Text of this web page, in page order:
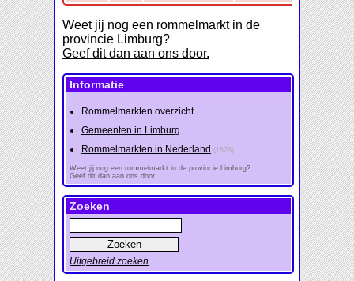
Weet jij nog een rommelmarkt in de
provincie Limburg?
Geef dit dan aan ons door.
Informatie
Rommelmarkten overzicht
Gemeenten in Limburg
Rommelmarkten in Nederland (1828)
Weet jij nog een rommelmarkt in de provincie Limburg?
Geef dit dan aan ons door.
Zoeken
Uitgebreid zoeken